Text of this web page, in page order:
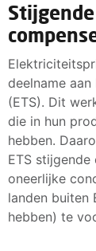
deelname
(ETS). Dit
die in hun
hebben.
ETS
oneerlijke
landen buiten
hebben) te